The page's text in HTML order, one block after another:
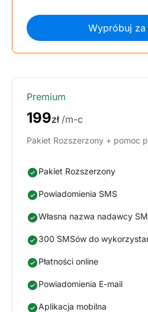
Wypróbuj za
Premium
199zł /m-c
Pakiet Rozszerzony + pomoc
Pakiet Rozszerzony
Powiadomienia SMS
Własna nazwa nadawcy
300 SMSów do
Płatności online
Powiadomienia E-mail
Aplikacja mobilna